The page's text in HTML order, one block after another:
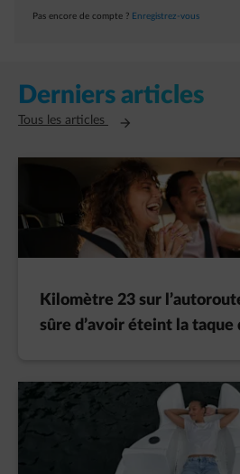
Pas encore de compte ? Enregistrez-vous
Derniers articles
Tous les articles Ouvre un nouvel onglet
Kilomètre 23 sur
sûre d’avoir éteint la taque